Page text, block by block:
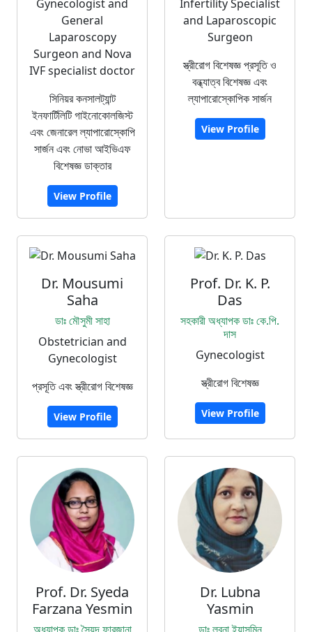
Gynecologist and
General
Laparoscopy
Surgeon and Nova
IVF specialist doctor
সিনিয়র কনসালট্যান্ট
ইনফার্টিলিটি গাইনোকোলজিস্ট
এবং জেনারেল ল্যাপারোস্কোপি
সার্জন এবং নোভা আইভিএফ
বিশেষজ্ঞ ডাক্তার
View Profile
Infertility Specialist
and Laparoscopic
Surgeon
স্ত্রীরোগ বিশেষজ্ঞ প্রসূতি ও
বন্ধ্যাত্ব বিশেষজ্ঞ এবং
ল্যাপারোস্কোপিক সার্জন
View Profile
Dr. Mousumi
Saha
ডাঃ মৌসুমী সাহা
Obstetrician and
Gynecologist
প্রসূতি এবং স্ত্রীরোগ বিশেষজ্ঞ
View Profile
Prof. Dr. K. P.
Das
সহকারী অধ্যাপক ডাঃ কে.পি.
দাস
Gynecologist
স্ত্রীরোগ বিশেষজ্ঞ
View Profile
Prof. Dr. Syeda
Farzana Yesmin
Dr. Lubna
Yasmin